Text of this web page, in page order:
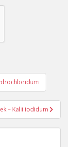
– Kalii iodidum